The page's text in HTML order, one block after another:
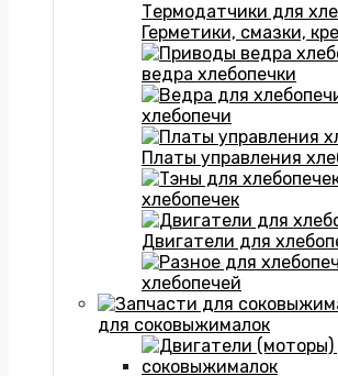
Термодатчики для
Герметики, смазки,
ведра хлебопечки
хлебопечи
Платы управления
хлебопечек
Двигатели для
хлебопечей
для соковыжималок